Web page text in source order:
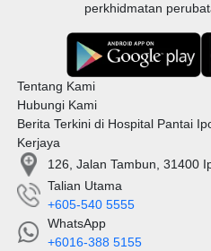
perkhidmatan
Tentang Kami
Hubungi Kami
Berita Terkini di Hospital Pantai
Kerjaya
126, Jalan Tambun, 31400
Talian Utama
+605-540 5555
WhatsApp
+6016-388 5155